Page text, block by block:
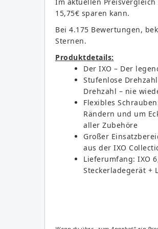
15,75€ sparen kann.
Bei 4.175 Bewertungen,
Sternen.
Produktdetails:
Der IXO – Der
Stufenlose
Drehzahl – nie
Flexibles
Rändern und um
aller Zubehöre
Großer
aus der IXO
Lieferumfang: IXO
Steckerladegerät +